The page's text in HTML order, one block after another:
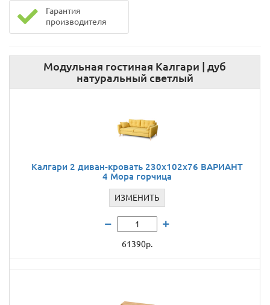
Гарантия
производителя
Модульная гостиная Калгари | дуб
натуральный светлый
Калгари 2 диван-кровать 230х102х76 ВАРИАНТ
4 Мора горчица
ИЗМЕНИТЬ
61390р.